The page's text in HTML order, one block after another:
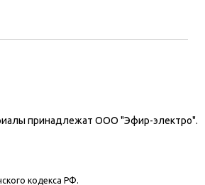
принадлежат ООО "Эфир-электро".
кодекса РФ.